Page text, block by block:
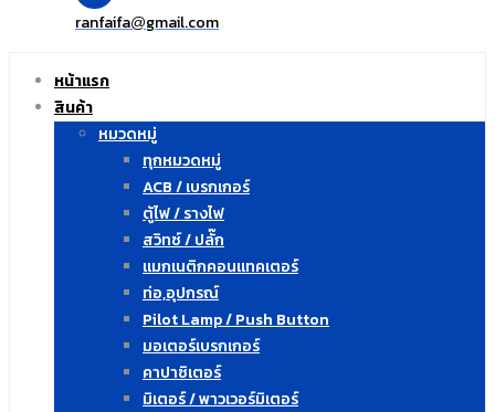
ranfaifa@gmail.com
หน้าแรก
สินค้า
หมวดหมู่
ทุกหมวดหมู่
ACB / เบรกเกอร์
ตู้ไฟ / รางไฟ
สวิทซ์ / ปลั๊ก
แมกเนติกคอนแทคเตอร์
ท่อ,อุปกรณ์
Pilot Lamp / Push Button
มอเตอร์เบรกเกอร์
คาปาซิเตอร์
มิเตอร์ / พาวเวอร์มิเตอร์